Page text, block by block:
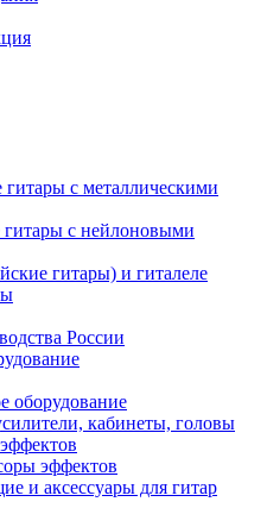
гитары с металлическими
гитары с нейлоновыми
гитары) и гиталеле
России
оборудование
кабинеты, головы
эффектов
и аксессуары для гитар